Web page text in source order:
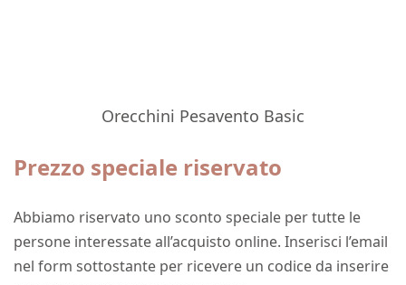
Orecchini Pesavento Basic
Prezzo speciale riservato
Abbiamo riservato uno sconto speciale per tutte le
persone interessate all’acquisto online. Inserisci l’email
nel form sottostante per ricevere un codice da inserire